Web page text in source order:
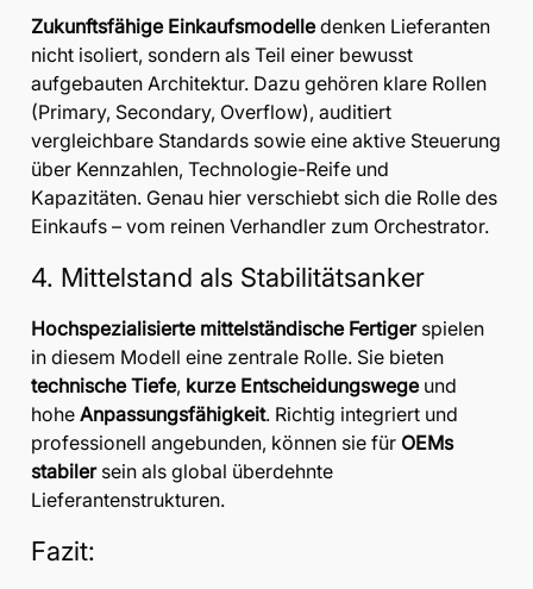
Zukunftsfähige Einkaufsmodelledenken Lieferanten
nicht isoliert, sondern als Teil einer bewusst
aufgebauten Architektur. Dazu gehören klare Rollen
(Primary, Secondary, Overflow), auditiert
vergleichbare Standards sowie eine aktive Steuerung
über Kennzahlen, Technologie-Reife und
Kapazitäten. Genau hier verschiebt sich die Rolle des
Einkaufs – vom reinen Verhandler zum Orchestrator.
4. Mittelstand als Stabilitätsanker
Hochspezialisierte mittelständische Fertigerspielen
in diesem Modell eine zentrale Rolle. Sie bieten
technische Tiefe, kurze Entscheidungswegeund
hohe Anpassungsfähigkeit. Richtig integriert und
professionell angebunden, können sie für OEMs
stabilersein als global überdehnte
Lieferantenstrukturen.
Fazit: